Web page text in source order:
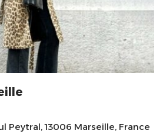
Peytral, 13006 Marseille, France